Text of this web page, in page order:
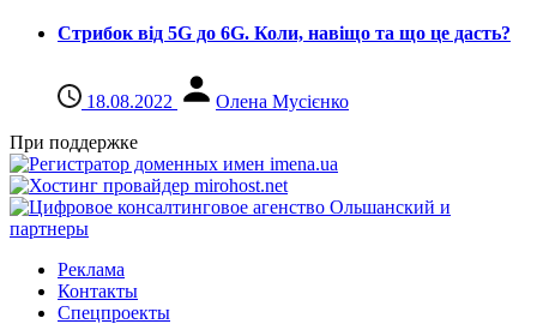
Стрибок від 5G до 6G. Коли, навіщо та що це даcть?
18.08.2022
Олена Мусієнко
При поддержке
Реклама
Контакты
Спецпроекты